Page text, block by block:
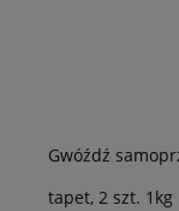
Gwóźdź
tapet, 2 szt. 1kg